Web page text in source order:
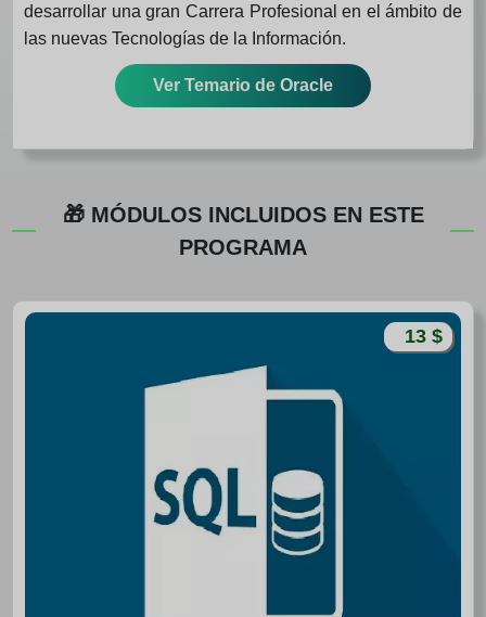
desarrollar una gran Carrera Profesional en el ámbito de
las nuevas Tecnologías de la Información.
Ver Temario de Oracle
🎁 MÓDULOS INCLUIDOS EN ESTE
PROGRAMA
13 $